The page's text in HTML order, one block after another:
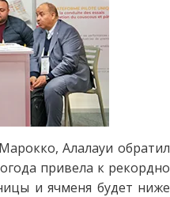
Алалауи обратил
привела к рекордно
и ячменя будет ниже